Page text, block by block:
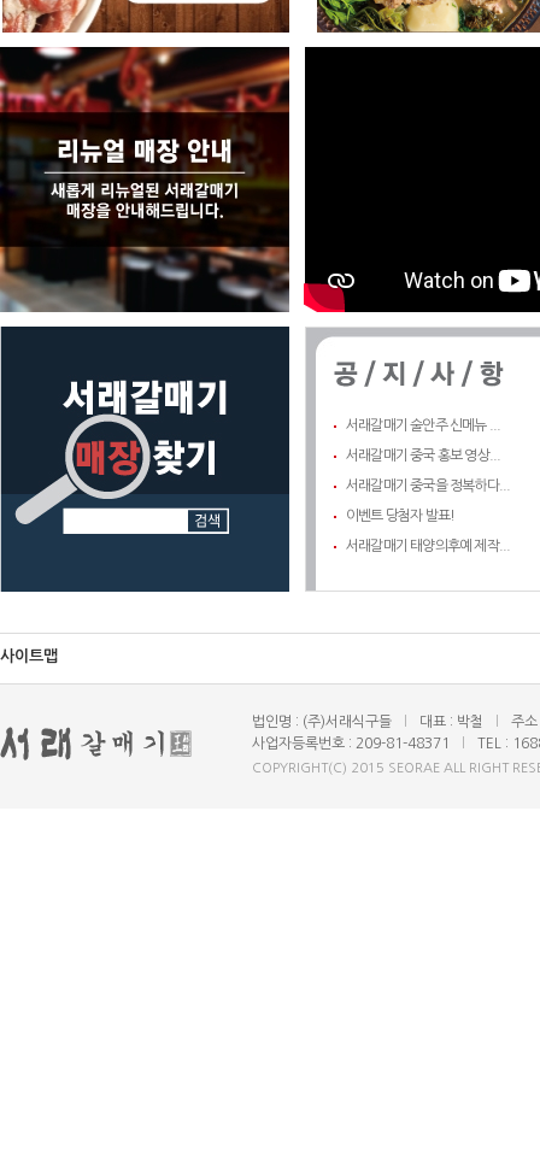
서래갈매기 술안주 신메뉴 ...
서래갈매기 중국 홍보 영상...
서래갈매기 중국을 정복하다...
이벤트 당첨자 발표!
서래갈매기 태양의후예 제작...
사이트맵
법인명 : (주)서래식구들 대표 : 박철
주
사업자등록번호 : 209-81-48371
TEL :
COPYRIGHT(C) 2015 SEORAE ALL RIGHT